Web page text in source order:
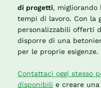
di progetti,
tempi di lavoro. Con la
personalizzabili offerti
disporre di una
per le proprie esigenze.
Contattaci oggi stesso
disponibili e creare